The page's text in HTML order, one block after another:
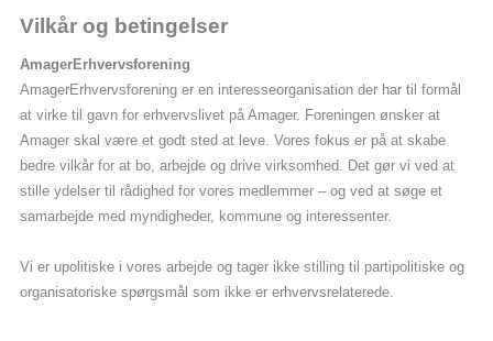
Events
Medlemmer & tilbud
Nyttige links
Bliv medlem
Vilkår og betingelser
AmagerErhvervsforening
AmagerErhvervsforening er en interesseorganisation der har til formål
at virke til gavn for erhvervslivet på Amager. Foreningen ønsker at
Amager skal være et godt sted at leve. Vores fokus er på at skabe
bedre vilkår for at bo, arbejde og drive virksomhed. Det gør vi ved at
stille ydelser til rådighed for vores medlemmer – og ved at søge et
samarbejde med myndigheder, kommune og interessenter.
Vi er upolitiske i vores arbejde og tager ikke stilling til partipolitiske og
organisatoriske spørgsmål som ikke er erhvervsrelaterede.